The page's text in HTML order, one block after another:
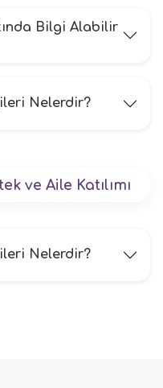
Bilgi Alabilir
Nelerdir?
ve Aile Katılımı
Nelerdir?